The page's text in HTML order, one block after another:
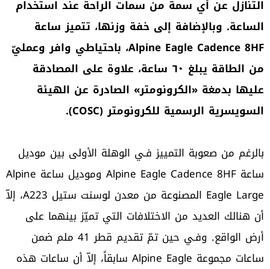
التنازل عن أي سمة من سمات الراحة عند استخدام
الساعة. وبالإضافة إلى خفة وزنها، تتميز ساعة
Alpine Eagle Cadence 8HF، باحتياطي وافر وعمليّ
من الطاقة يبلغ ٦٠ ساعة، علاوة على المصادقة
عليها بدمغة «الكرونومتر» الصادرة عن الهيئة
السويسرية الرسمية للكرونومتر (COSC).
بالرغم من صعوبة التمييز فـي الوهلة الأولى بين موديل
ساعة Alpine Eagle Cadence 8HF وموديل ساعة Alpine
Eagle Large المصنوعة من معدن لوسنت ستيل A223، إلاّ
أن هنالك العديد من الاختلافات التي تميّز بينهما على
أرض الواقع. وفـي حين تمّ تقديم قطر 41 ملم ضمن
ساعات مجموعة Alpine Eagle سابقاً، إلاّ أن ساعات هذه